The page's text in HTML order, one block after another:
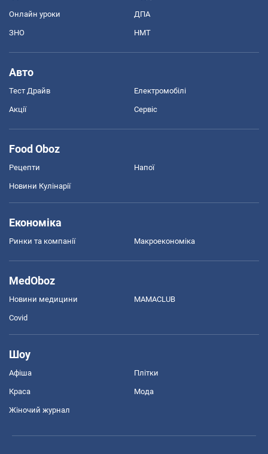
Онлайн уроки ДПА
ЗНО НМТ
Авто
Тест Драйв Електромобілі
Акції Сервіс
Food Oboz
Рецепти Напої
Новини Кулінарії
Економіка
Ринки та компанії Макроекономіка
MedOboz
Новини медицини MAMACLUB
Covid
Шоу
Афіша Плітки
Краса Мода
Жіночий журнал